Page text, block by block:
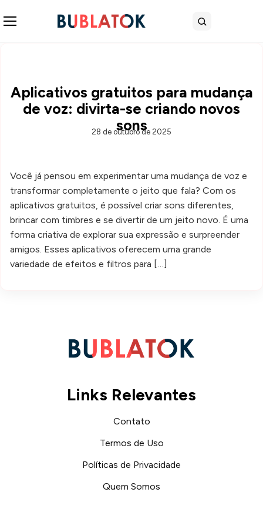
Buscar
Aplicativos gratuitos para mudança
de voz: divirta-se criando novos
sons
28 de outubro de 2025
Você já pensou em experimentar uma mudança de voz e
transformar completamente o jeito que fala? Com os
aplicativos gratuitos, é possível criar sons diferentes,
brincar com timbres e se divertir de um jeito novo. É uma
forma criativa de explorar sua expressão e surpreender
amigos. Esses aplicativos oferecem uma grande
variedade de efeitos e filtros para […]
Links Relevantes
Contato
Termos de Uso
Políticas de Privacidade
Quem Somos